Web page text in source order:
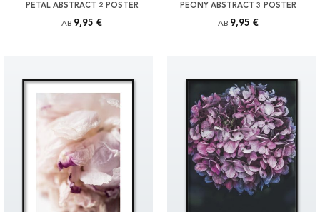
PETAL ABSTRACT 2 POSTER
AB 9,95 €
PEONY ABSTRACT 3 POSTER
AB 9,95 €